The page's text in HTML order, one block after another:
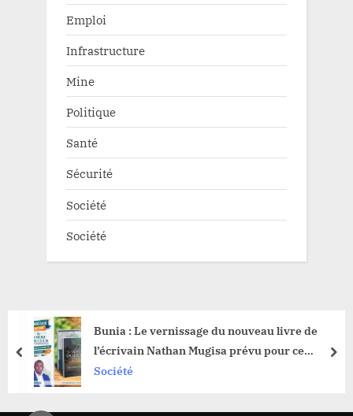
Emploi
Infrastructure
Mine
Politique
Santé
Sécurité
Société
Société
Bunia : Le vernissage du nouveau livre de
l’écrivain Nathan Mugisa prévu pour ce
samedi
Société
prev